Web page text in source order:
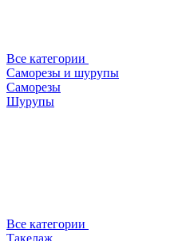
Все категории
Саморезы и шурупы
Саморезы
Шурупы
Все категории
Такелаж